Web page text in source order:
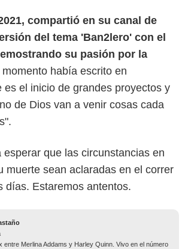
compartió en su canal de
del tema 'Ban2lero' con el
su pasión por la
había escrito en
es el inicio de grandes proyectos y
de Dios van a venir cosas cada
esperar que las circunstancias en
muerte sean aclaradas en el correr
días. Estaremos antentos.
entre Merlina Addams y Harley Quinn. Vivo en el número